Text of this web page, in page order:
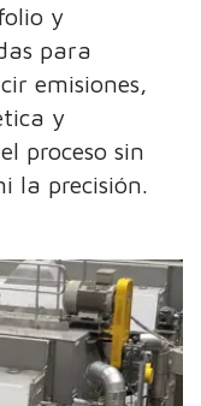
y
para
emisiones,
y
proceso sin
la precisión.